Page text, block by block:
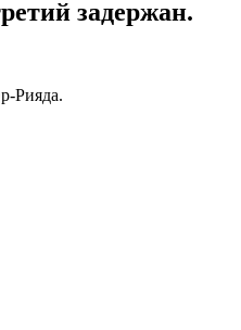
задержан.
Рияда.